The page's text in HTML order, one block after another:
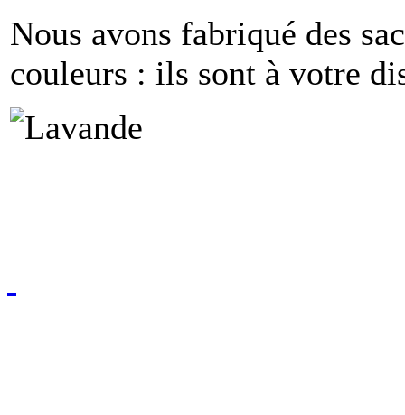
Nous avons fabriqué des
couleurs : ils sont à votre